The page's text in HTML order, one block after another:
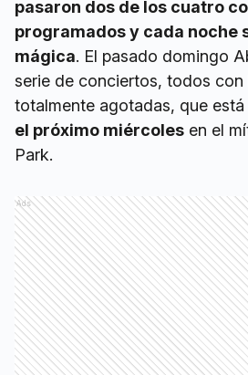
pasaron dos de los cuatro
programados y cada noche
mágica. El pasado domingo
serie de conciertos, todos con
totalmente agotadas, que
el próximo miércoles en el
Park.
Ads